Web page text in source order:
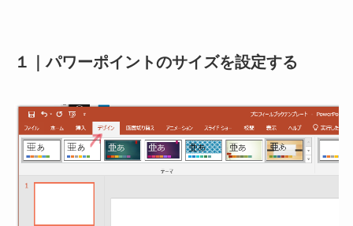
１｜パワーポイントのサイズを設定する